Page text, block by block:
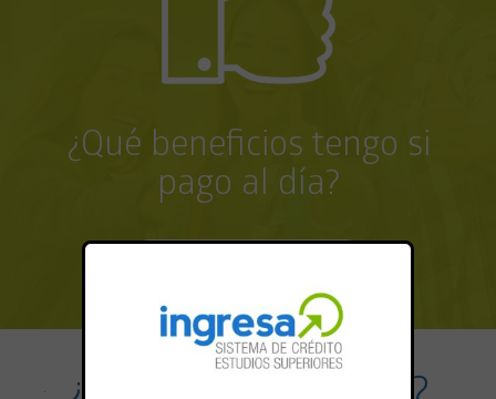
¿Qué beneficios tengo si
pago al día?